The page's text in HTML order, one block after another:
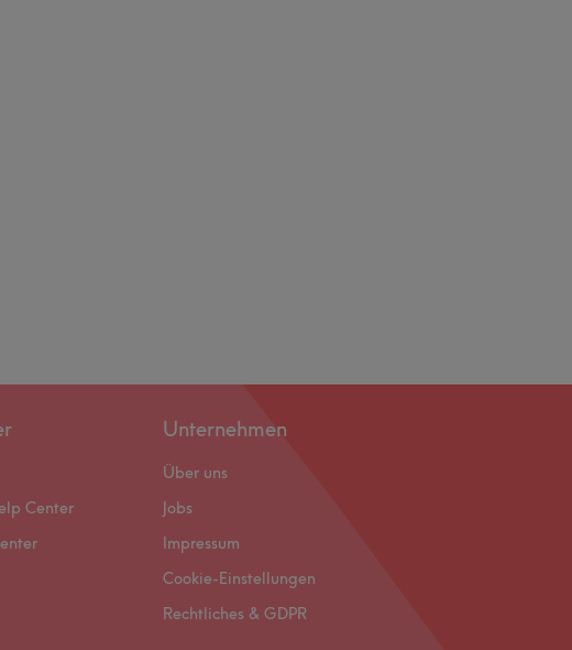
Center
Unternehmen
Über uns
Jobs
Impressum
Cookie-Einstellungen
Rechtliches & GDPR